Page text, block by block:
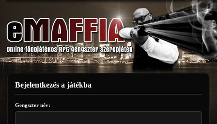
Bejelentkezés a játékba
Gengszter név: